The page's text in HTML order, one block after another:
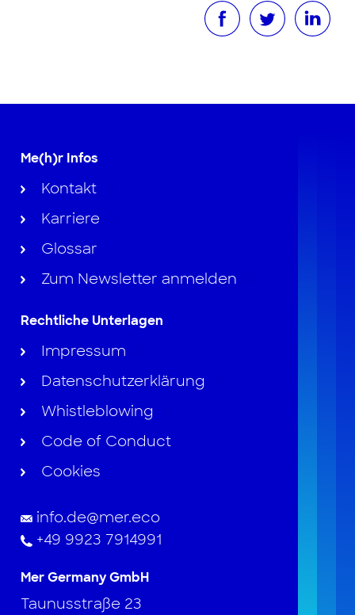
Me(h)r Infos
Kontakt
Karriere
Glossar
Zum Newsletter anmelden
Rechtliche Unterlagen
Impressum
Datenschutzerklärung
Whistleblowing
Code of Conduct
Cookies
info.de@mer.eco
+49 9923 7914991
Mer Germany GmbH
Taunusstraße 23